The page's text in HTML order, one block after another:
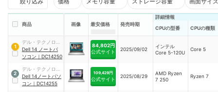
商品 画像 最安価格 発売時期
詳細情報
CPUの型番
CPUの種類
1
デル・テクノロジ
ーズ
Dell 14 ノートパ
ソコン ｜ DC14250
84,802円
公式サイト
2025/09/02
インテル
Core 5-120U
Core 5
2
デル・テクノロジ
ーズ
Dell 14ノートパソ
コン ｜ DC14255
109,429円
公式サイト 2025/08/29
AMD Ryzen
7 250
Ryzen 7